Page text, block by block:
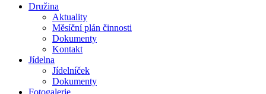
Družina
Aktuality
Měsíční plán činnosti
Dokumenty
Kontakt
Jídelna
Jídelníček
Dokumenty
Fotogalerie